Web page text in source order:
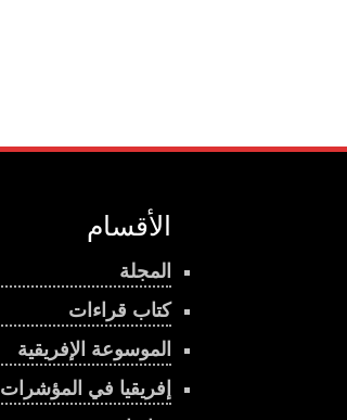
الأقسام
المجلة
كتاب قراءات
الموسوعة الإفريقية
إفريقيا في المؤشرات